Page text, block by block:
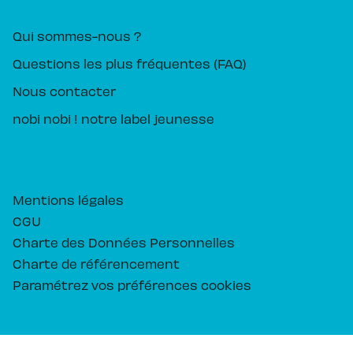
Qui sommes-nous ?
Questions les plus fréquentes (FAQ)
Nous contacter
nobi nobi ! notre label jeunesse
Mentions légales
CGU
Charte des Données Personnelles
Charte de référencement
Paramétrez vos préférences cookies